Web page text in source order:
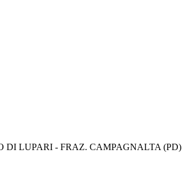
DI LUPARI - FRAZ. CAMPAGNALTA (PD)